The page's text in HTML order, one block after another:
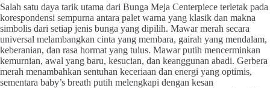
Salah satu daya tarik utama dari Bunga Meja Centerpiece terletak pada
korespondensi sempurna antara palet warna yang klasik dan makna
simbolis dari setiap jenis bunga yang dipilih. Mawar merah secara
universal melambangkan cinta yang membara, gairah yang mendalam,
keberanian, dan rasa hormat yang tulus. Mawar putih mencerminkan
kemurnian, awal yang baru, kesucian, dan keanggunan abadi. Gerbera
merah menambahkan sentuhan keceriaan dan energi yang optimis,
sementara baby’s breath putih melengkapi dengan kesan